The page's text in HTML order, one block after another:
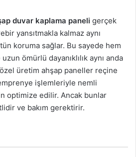
duvar kaplama paneli gerçek
yansıtmakla kalmaz aynı
koruma sağlar. Bu sayede hem
ömürlü dayanıklılık aynı anda
üretim ahşap paneller reçine
işlemleriyle nemli
optimize edilir. Ancak bunlar
ve bakım gerektirir.